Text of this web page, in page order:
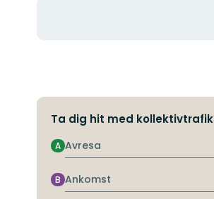
Ta dig hit med kollektivtrafik
Avresa
A
Ankomst
B